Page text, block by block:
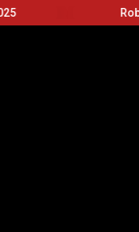
Roblox grundare: